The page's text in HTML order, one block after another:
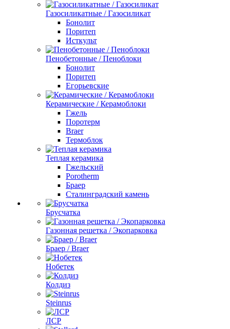
Газосиликатные / Газосиликат
Бонолит
Поритеп
Исткульт
Пенобетонные / Пеноблоки
Бонолит
Поритеп
Егорьевские
Керамические / Керамоблоки
Гжель
Поротерм
Braer
Термоблок
Теплая керамика
Гжельский
Porotherm
Браер
Сталинградский камень
Брусчатка
Газонная решетка / Экопарковка
Браер / Braer
Нобетек
Колдиз
Steinrus
ЛСР